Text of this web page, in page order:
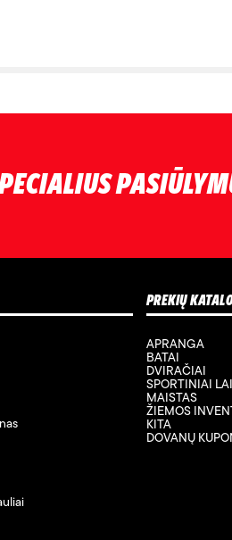
PREKIŲ
APRANGA
BATAI
DVIRAČIAI
SPORTINIAI
MAISTAS
ŽIEMOS
KITA
DOVANŲ